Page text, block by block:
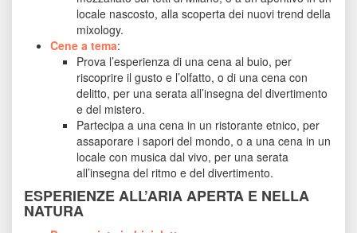
locale nascosto, alla scoperta dei nuovi trend della
mixology.
Cene a tema:
Prova l’esperienza di una cena al buio, per
riscoprire il gusto e l’olfatto, o di una cena con
delitto, per una serata all’insegna del divertimento
e del mistero.
Partecipa a una cena in un ristorante etnico, per
assaporare i sapori del mondo, o a una cena in un
locale con musica dal vivo, per una serata
all’insegna del ritmo e del divertimento.
ESPERIENZE ALL’ARIA APERTA E NELLA
NATURA